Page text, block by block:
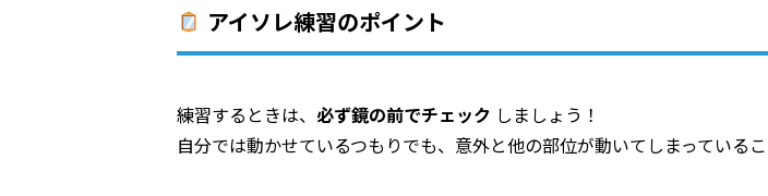
アイソレ練習のポイント
練習するときは、 必ず鏡の前でチェック しましょう！
自分では動かせているつもりでも、意外と他の部位が動いてしまっているこ